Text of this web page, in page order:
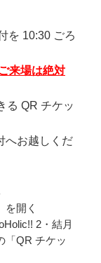
を 10:30 ごろ
来場は絶対
る QR チケッ
へお越しくだ
を開く
2・結月
「QR チケッ